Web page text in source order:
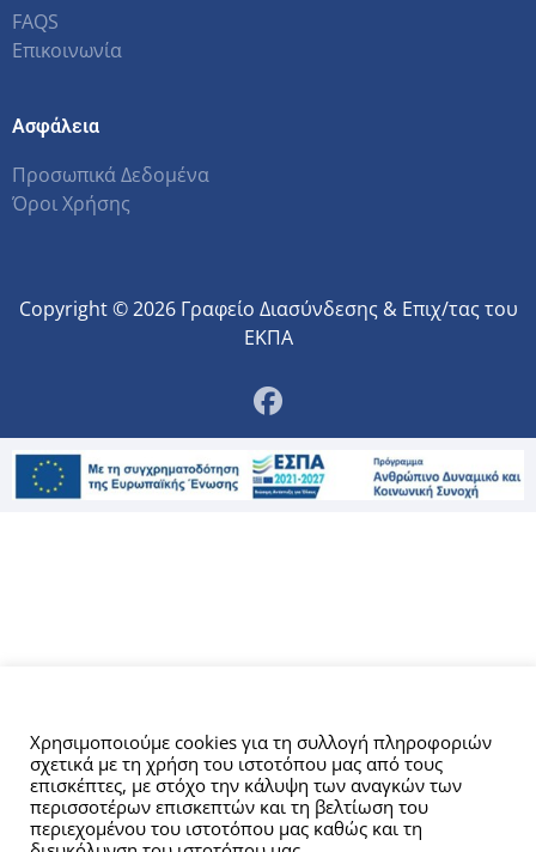
FAQS
Επικοινωνία
Ασφάλεια
Προσωπικά Δεδομένα
Όροι Χρήσης
Copyright © 2026 Γραφείο Διασύνδεσης & Επιχ/τας του
ΕΚΠΑ
Χρησιμοποιούμε cookies για τη συλλογή πληροφοριών
σχετικά με τη χρήση του ιστοτόπου μας από τους
επισκέπτες, με στόχο την κάλυψη των αναγκών των
περισσοτέρων επισκεπτών και τη βελτίωση του
περιεχομένου του ιστοτόπου μας καθώς και τη